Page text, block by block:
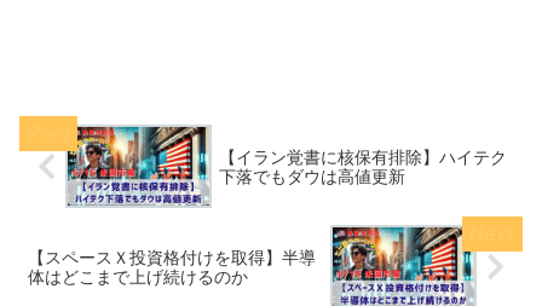
【イラン覚書に核保有排除】ハイテク
下落でもダウは高値更新
【スペースＸ投資格付けを取得】半導
体はどこまで上げ続けるのか